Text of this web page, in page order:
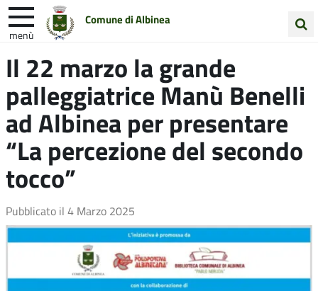
Comune di Albinea
menù
sito
Entra in Comune Vivi Albinea
Unione Colline Matildiche
Il 22 marzo la grande
palleggiatrice Manù Benelli
ad Albinea per presentare
“La percezione del secondo
tocco”
Pubblicato il 4 Marzo 2025